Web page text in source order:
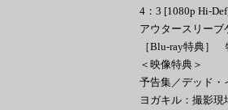
4：3 [1080p Hi-
アウタースリーブ
［Blu-ray特典］
＜映像特典＞
予告集／デッド・
ヨガキル：撮影